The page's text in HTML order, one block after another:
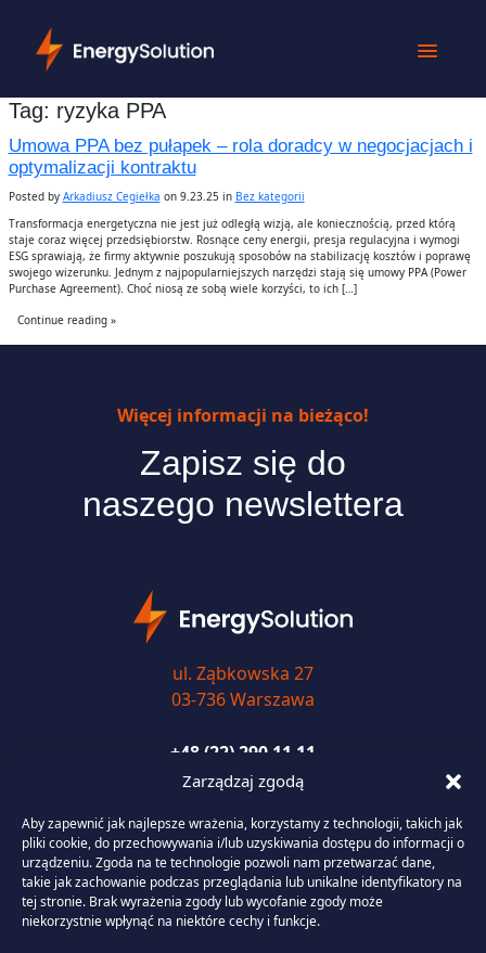
Zarządzaj zgodą
Aby zapewnić jak najlepsze wrażenia, korzystamy z technologii, takich jak
pliki cookie, do przechowywania i/lub uzyskiwania dostępu do informacji o
urządzeniu. Zgoda na te technologie pozwoli nam przetwarzać dane,
takie jak zachowanie podczas przeglądania lub unikalne identyfikatory na
tej stronie. Brak wyrażenia zgody lub wycofanie zgody może
niekorzystnie wpłynąć na niektóre cechy i funkcje.
Tag: ryzyka PPA
Umowa PPA bez pułapek – rola doradcy w negocjacjach i
optymalizacji kontraktu
Posted by Arkadiusz Cegiełka on 9.23.25 in Bez kategorii
Transformacja energetyczna nie jest już odległą wizją, ale koniecznością, przed którą
staje coraz więcej przedsiębiorstw. Rosnące ceny energii, presja regulacyjna i wymogi
ESG sprawiają, że firmy aktywnie poszukują sposobów na stabilizację kosztów i poprawę
swojego wizerunku. Jednym z najpopularniejszych narzędzi stają się umowy PPA (Power
Purchase Agreement). Choć niosą ze sobą wiele korzyści, to ich […]
Continue reading »
Więcej informacji na bieżąco!
Zapisz się do
naszego newslettera
ul. Ząbkowska 27
03-736 Warszawa
+48 (22) 290 11 11
biuro@energysolution.pl
Usługi